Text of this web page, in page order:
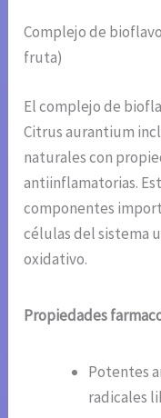
Complejo de
fruta)
El complejo de
Citrus aurantium
naturales con
antiinflamatorias.
componentes
células del sistema
oxidativo.
Propiedades
Potentes
radicales